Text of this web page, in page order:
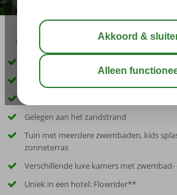
02:45
Inclusief huurauto
Met het hele gezin ultiem genieten op Ibiza
Gelegen aan het zandstrand
Tuin met meerdere zwembaden, kids
zonneterras
Verschillende luxe kamers met zwembad-
Uniek in een hotel: Flowrider**